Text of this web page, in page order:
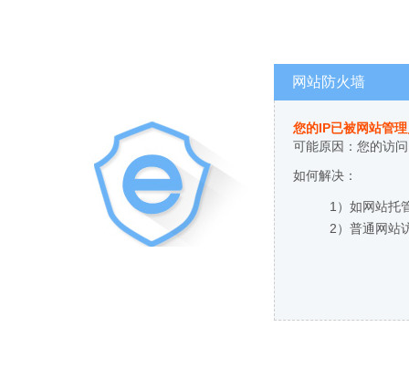
网站防火墙
您的IP已被网站管
可能原因：您的访
如何解决：
1）如网站托
2）普通网站